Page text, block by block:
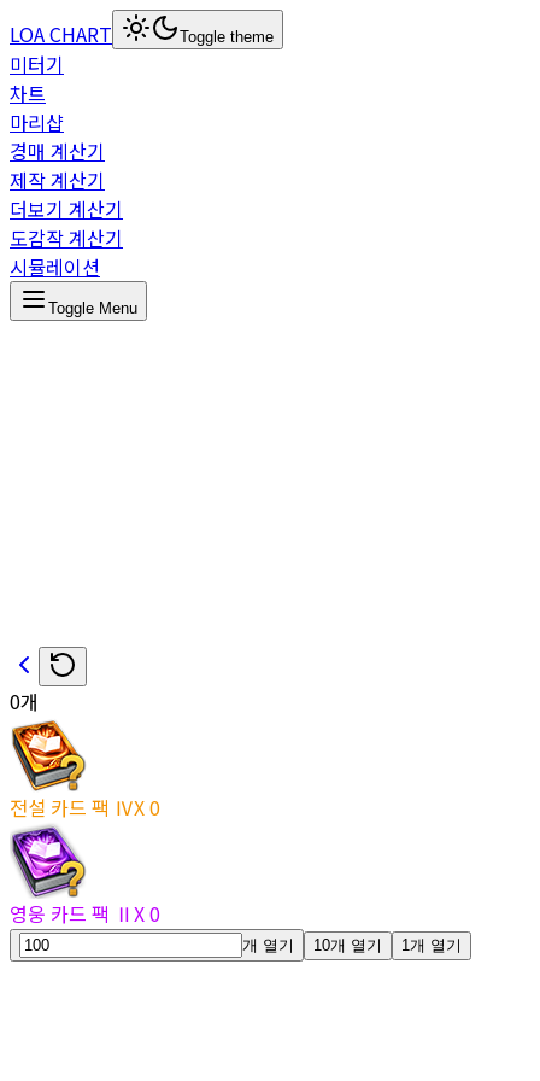
LOA CHART Toggle theme
미터기
차트
마리샵
경매 계산기
제작 계산기
더보기 계산기
도감작 계산기
시뮬레이션
Toggle Menu
0개
전설 카드 팩 ⅣX0
영웅 카드 팩 ⅡX0
개 열기 10개 열기 1개 열기